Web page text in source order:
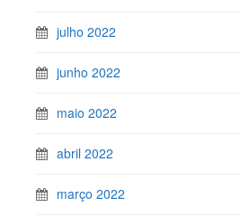
julho 2022
junho 2022
maio 2022
abril 2022
março 2022